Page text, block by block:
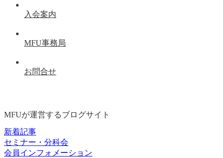
入会案内
MFU事務局
お問合せ
MFUが運営するブログサイト
新着記事
セミナー・分科会
会員インフォメーション